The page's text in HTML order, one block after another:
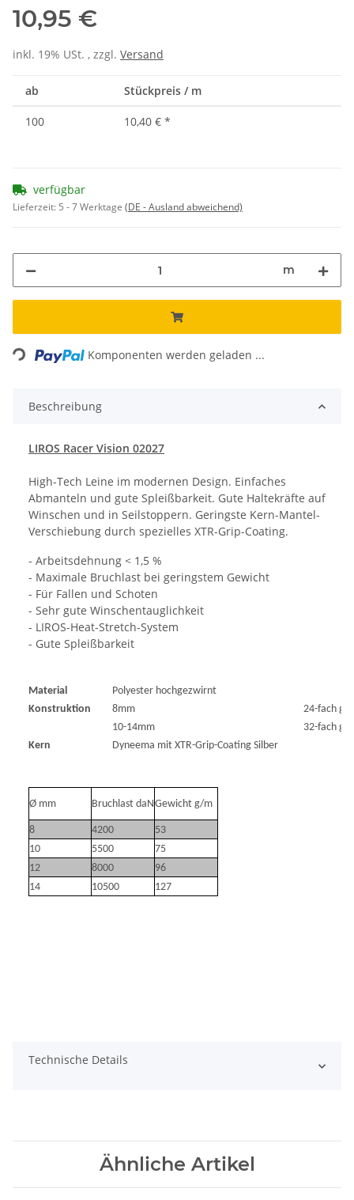
10,95 €
inkl. 19% USt. , zzgl. Versand
ab Stückpreis / m
100 10,40 € *
verfügbar
Lieferzeit: 5 - 7 Werktage (DE - Ausland abweichend)
m
Komponenten werden geladen ...
Beschreibung
LIROS Racer Vision 02027
High-Tech Leine im modernen Design. Einfaches
Abmanteln und gute Spleißbarkeit. Gute Haltekräfte auf
Winschen und in Seilstoppern. Geringste Kern-Mantel-
Verschiebung durch spezielles XTR-Grip-Coating.
- Arbeitsdehnung < 1,5 %
- Maximale Bruchlast bei geringstem Gewicht
- Für Fallen und Schoten
- Sehr gute Winschentauglichkeit
- LIROS-Heat-Stretch-System
- Gute Spleißbarkeit
Material
Polyester hochgezwirnt
Konstruktion
8mm
24-fach
10-14mm
32-fach
Kern
Dyneema mit XTR-Grip-Coating Silber
Ø mm Bruchlast daNGewicht g/m
8 4200
53
10
5500
75
12
8000
96
14
10500 127
Technische Details
Ähnliche Artikel